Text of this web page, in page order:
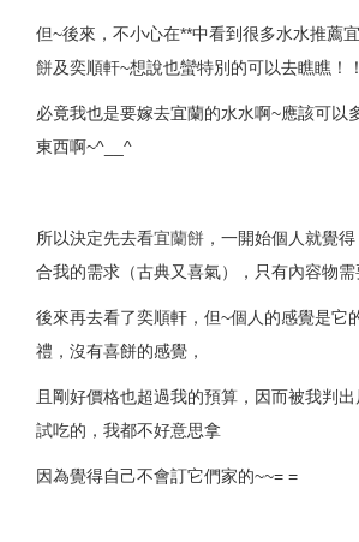
但~後來，不小心在**中看到很多水水推薦
餅及奕順軒~想說也蠻特別的可以去瞧瞧！！
必竟我也是要嫁去宜蘭的水水啊~應該可以
東西啊~^__^
所以決定先去看宜蘭餅 ，一開始個人就覺
合我的需求（古典又喜氣），只有內容物需
後來再去看了奕順軒，但~個人的感覺是它
禮，沒有喜餅的感覺，
且剛好價格也超過我的預算，因而被我判
試吃的，我都不好意思拿
因為覺得自己不會訂它們家的~~= =